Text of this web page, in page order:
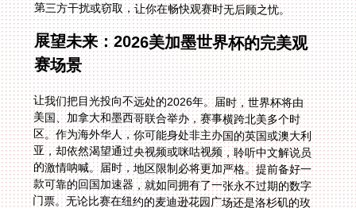
第三方干扰或窃取，让你在畅快观赛时无后顾之忧。
展望未来：2026美加墨世界杯的完美观
赛场景
让我们把目光投向不远处的2026年。届时，世界杯将由
美国、加拿大和墨西哥联合举办，赛事横跨北美多个时
区。作为海外华人，你可能身处非主办国的英国或澳大利
亚，却依然渴望通过央视频或咪咕视频，聆听中文解说员
的激情呐喊。届时，地区限制必将更加严格。提前备好一
款可靠的回国加速器，就如同拥有了一张永不过期的数字
门票。无论比赛在纽约的麦迪逊花园广场还是洛杉矶的玫
瑰碗球场举行，你都可以通过智能线路一键连接回国，享
受无延迟、无卡顿的直播。专业的售后技术团队提供实时
保障，随时解决你可能遇到的任何网络问题，确保你不错